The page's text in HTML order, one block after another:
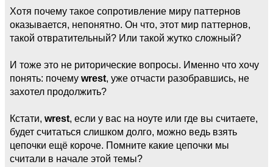
Хотя почему такое сопротивление миру паттернов
оказывается, непонятно. Он что, этот мир паттернов,
такой отвратительный? Или такой жутко сложный?
И тоже это не риторические вопросы. Именно что хочу
понять: почему wrest, уже отчасти разобравшись, не
захотел продолжить?
Кстати, wrest, если у вас на ноуте или где вы считаете,
будет считаться слишком долго, можно ведь взять
цепочки ещё короче. Помните какие цепочки мы
считали в начале этой темы?